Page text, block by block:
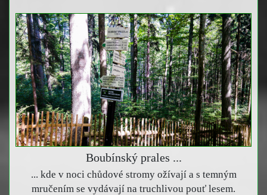
Boubínský prales ...
... kde v noci chůdové stromy ožívají a s temným
mručením se vydávají na truchlivou pouť lesem.